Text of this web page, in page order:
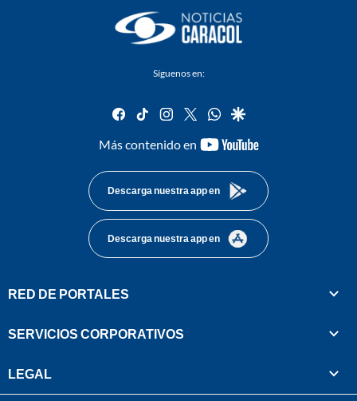
Síguenos en:
facebook
tiktok instagram
twitterwhatsapp
google
Más contenido en
youtube-
Descarga nuestra app en
Descarga nuestra app en
RED DE PORTALES
SERVICIOS CORPORATIVOS
LEGAL